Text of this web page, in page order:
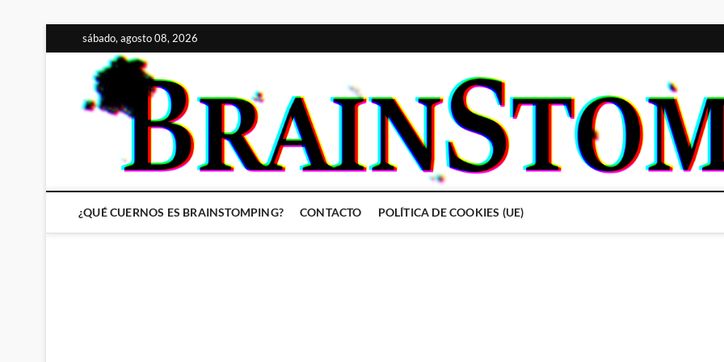
al
contenido
sábado, agosto 08, 2026
¿QUÉ CUERNOS ES BRAINSTOMPING? CONTACTO POLÍTICA DE COOKIES (UE)